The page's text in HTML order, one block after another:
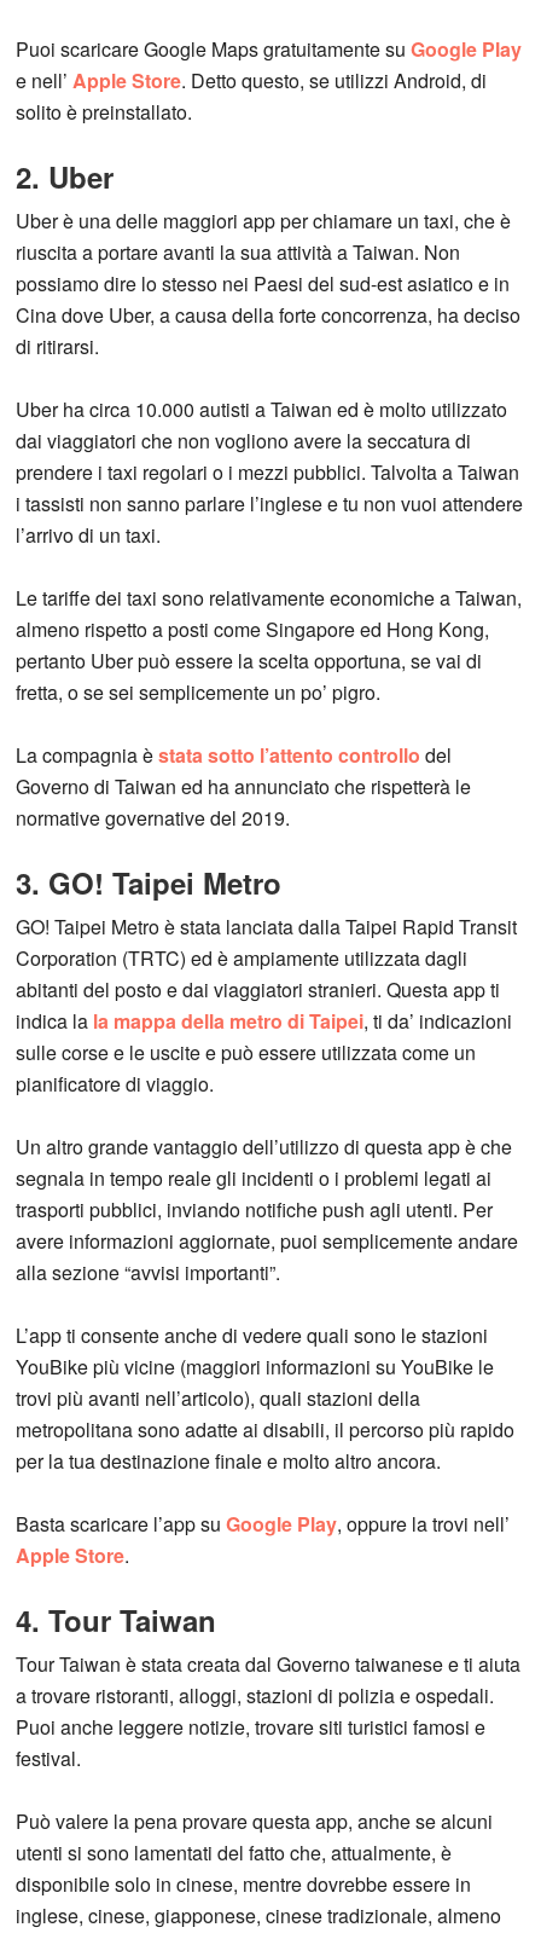
Puoi scaricare Google Maps gratuitamente suGoogle Play
e nell’Apple Store. Detto questo, se utilizzi Android, di
solito è preinstallato.
2. Uber
Uber è una delle maggiori app per chiamare un taxi, che è
riuscita a portare avanti la sua attività a Taiwan. Non
possiamo dire lo stesso nei Paesi del sud-est asiatico e in
Cina dove Uber, a causa della forte concorrenza, ha deciso
di ritirarsi.
Uber ha circa 10.000 autisti a Taiwan ed è molto utilizzato
dai viaggiatori che non vogliono avere la seccatura di
prendere i taxi regolari o i mezzi pubblici. Talvolta a Taiwan
i tassisti non sanno parlare l’inglese e tu non vuoi attendere
l’arrivo di un taxi.
Le tariffe dei taxi sono relativamente economiche a Taiwan,
almeno rispetto a posti come Singapore ed Hong Kong,
pertanto Uber può essere la scelta opportuna, se vai di
fretta, o se sei semplicemente un po’ pigro.
La compagnia èstata sotto l’attento controllo del
Governo di Taiwan ed ha annunciato che rispetterà le
normative governative del 2019.
3. GO! Taipei Metro
GO! Taipei Metro è stata lanciata dalla Taipei Rapid Transit
Corporation (TRTC) ed è ampiamente utilizzata dagli
abitanti del posto e dai viaggiatori stranieri. Questa app ti
indica la la mappa della metro di Taipei, ti da’ indicazioni
sulle corse e le uscite e può essere utilizzata come un
pianificatore di viaggio.
Un altro grande vantaggio dell’utilizzo di questa app è che
segnala in tempo reale gli incidenti o i problemi legati ai
trasporti pubblici, inviando notifiche push agli utenti. Per
avere informazioni aggiornate, puoi semplicemente andare
alla sezione “avvisi importanti”.
L’app ti consente anche di vedere quali sono le stazioni
YouBike più vicine (maggiori informazioni su YouBike le
trovi più avanti nell’articolo), quali stazioni della
metropolitana sono adatte ai disabili, il percorso più rapido
per la tua destinazione finale e molto altro ancora.
Basta scaricare l’app suGoogle Play, oppure la trovi nell’
Apple Store.
4. Tour Taiwan
Tour Taiwan è stata creata dal Governo taiwanese e ti aiuta
a trovare ristoranti, alloggi, stazioni di polizia e ospedali.
Puoi anche leggere notizie, trovare siti turistici famosi e
festival.
Può valere la pena provare questa app, anche se alcuni
utenti si sono lamentati del fatto che, attualmente, è
disponibile solo in cinese, mentre dovrebbe essere in
inglese, cinese, giapponese, cinese tradizionale, almeno